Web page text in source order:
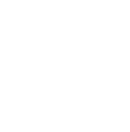
our heads.